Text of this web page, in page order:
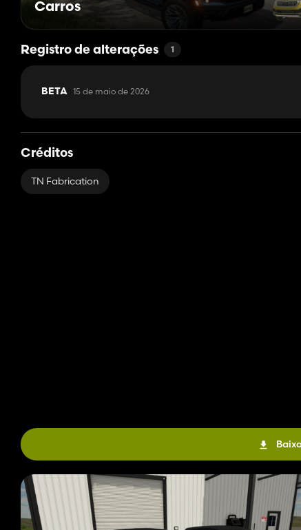
Carros
Registro de alterações 1
BETA 15 de maio de 2026
Créditos
TN Fabrication